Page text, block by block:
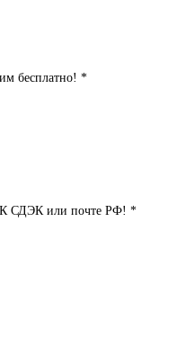
бесплатно! *
СДЭК или почте РФ! *